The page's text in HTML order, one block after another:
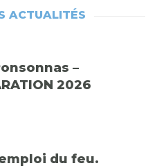
ACTUALITÉS
–
2026
du feu.